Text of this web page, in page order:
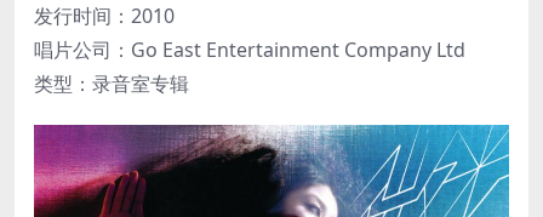
发行时间：2010
唱片公司：Go East Entertainment Company Ltd
类型：录音室专辑